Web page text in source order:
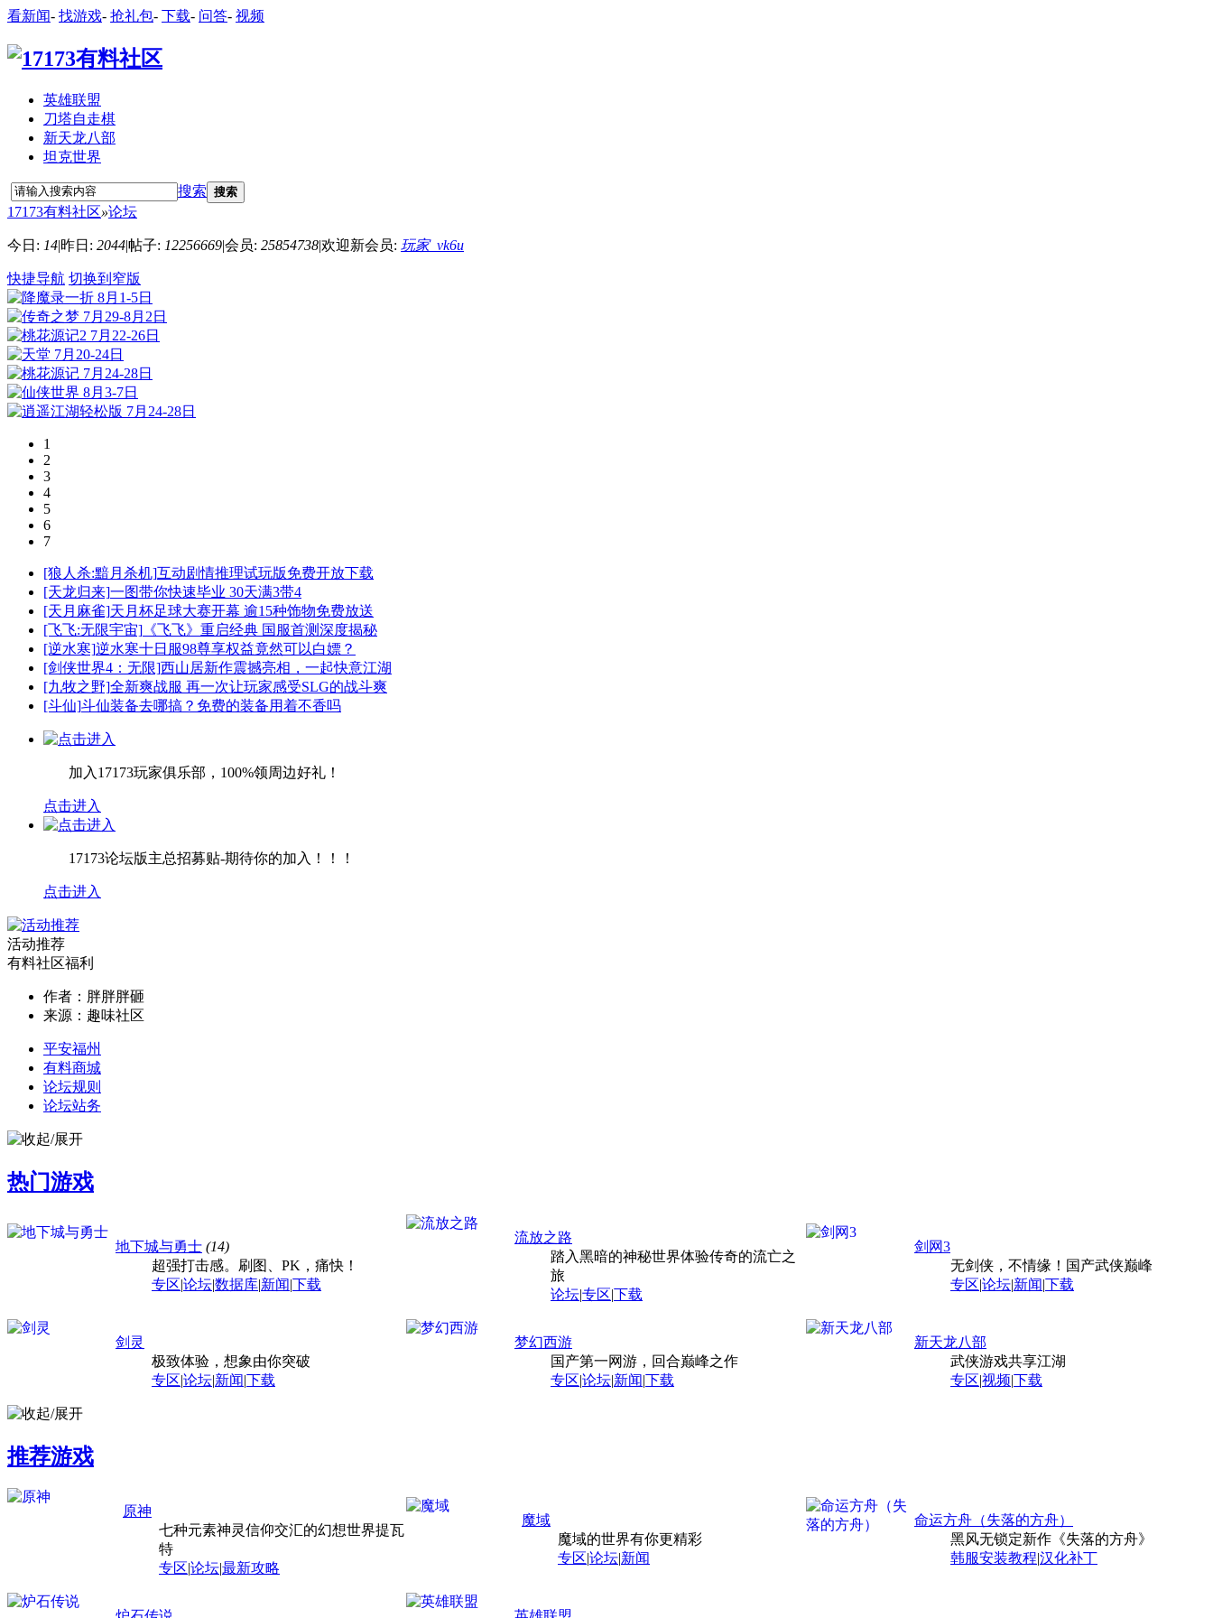
看新闻- 找游戏- 抢礼包- 下载- 问答- 视频
英雄联盟
刀塔自走棋
新天龙八部
坦克世界
搜索 搜索
17173有料社区»论坛
今日: 14|昨日: 2044|帖子: 12256669|会员: 25854738|欢迎新会员: 玩家_vk6u
快捷导航 切换到窄版
1
2
3
4
5
6
7
[狼人杀:黯月杀机]互动剧情推理试玩版免费开放下载
[天龙归来]一图带你快速毕业 30天满3带4
[天月麻雀]天月杯足球大赛开幕 逾15种饰物免费放送
[飞飞:无限宇宙] 《飞飞》重启经典 国服首测深度揭秘
[逆水寒]逆水寒十日服98尊享权益竟然可以白嫖？
[剑侠世界4：无限]西山居新作震撼亮相，一起快意江湖
[九牧之野]全新爽战服 再一次让玩家感受SLG的战斗爽
[斗仙]斗仙装备去哪搞？免费的装备用着不香吗
加入17173玩家俱乐部，100%领周边好礼！
点击进入
17173论坛版主总招募贴-期待你的加入！！！
点击进入
活动推荐
有料社区福利
作者： 胖胖胖砸
来源： 趣味社区
平安福州
有料商城
论坛规则
论坛站务
热门游戏
地下城与勇士 (14)
超强打击感。刷图、PK，痛快！
专区|论坛|数据库|新闻|下载
流放之路
踏入黑暗的神秘世界体验传奇的流亡之
旅
论坛|专区|下载
剑网3
无剑侠，不情缘！国产武侠巅峰
专区|论坛|新闻|下载
剑灵
极致体验，想象由你突破
专区|论坛|新闻|下载
梦幻西游
国产第一网游，回合巅峰之作
专区|论坛|新闻|下载
新天龙八部
武侠游戏共享江湖
专区|视频|下载
推荐游戏
原神
七种元素神灵信仰交汇的幻想世界提瓦
特
专区|论坛|最新攻略
魔域
魔域的世界有你更精彩
专区|论坛|新闻
命运方舟（失落的方舟）
黑风无锁定新作《失落的方舟》
韩服安装教程|汉化补丁